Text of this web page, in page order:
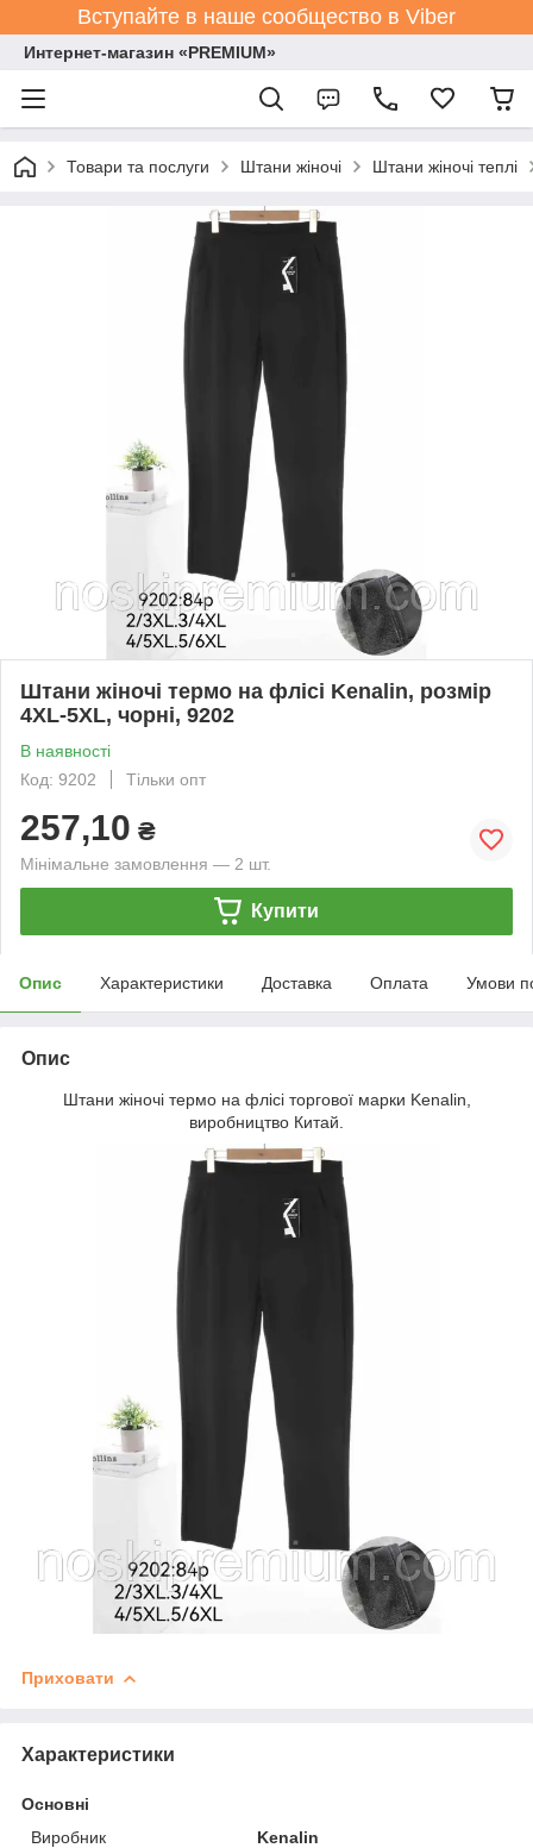
Вступайте в наше сообщество в Viber
Интернет-магазин «PREMIUM»
Товари та послуги Штани жіночі Штани жіночі теплі
Штани жіночі термо на флісі Kenalin, розмір
4XL-5XL, чорні, 9202
В наявності
Код: 9202
Тільки опт
257,10 ₴
Мінімальне замовлення — 2 шт.
Купити
Опис Характеристики Доставка Оплата Умови
Опис
Штани жіночі термо на флісі торгової марки Kenalin,
виробництво Китай.
Приховати
Характеристики
Основні
Виробник
Kenalin